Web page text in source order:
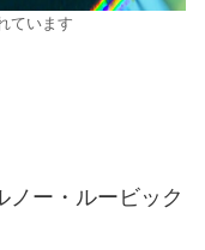
ています
ノー・ルービック